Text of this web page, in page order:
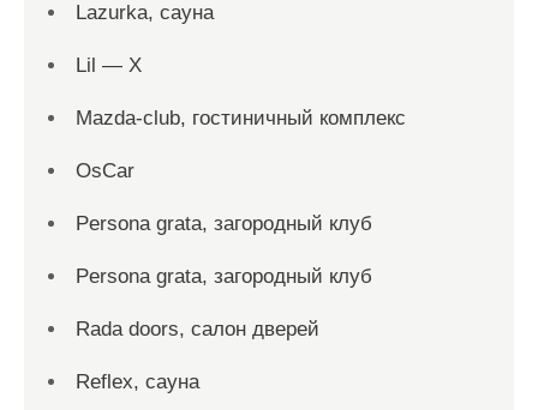
Lazurka, сауна
Lil — X
Mazda-club, гостиничный комплекс
OsCar
Persona grata, загородный клуб
Persona grata, загородный клуб
Rada doors, салон дверей
Reflex, сауна